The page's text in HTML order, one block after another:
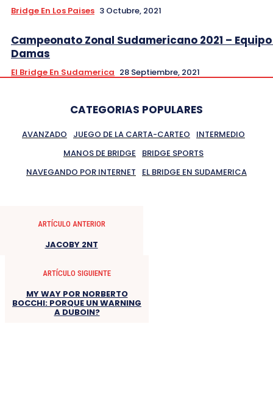
Bridge En Los Paises 3 Octubre, 2021
Campeonato Zonal Sudamericano 2021 – Equipo
Damas
El Bridge En Sudamerica 28 Septiembre, 2021
CATEGORIAS POPULARES
AVANZADO JUEGO DE LA CARTA-CARTEO
INTERMEDIO
MANOS DE BRIDGE
BRIDGE SPORTS
NAVEGANDO POR INTERNET
EL BRIDGE EN SUDAMERICA
ARTÍCULO ANTERIOR
JACOBY 2NT
ARTÍCULO SIGUIENTE
MY WAY POR NORBERTO
BOCCHI: PORQUE UN WARNING
A DUBOIN?